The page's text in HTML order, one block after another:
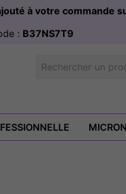
à votre commande
: B37NS7T9